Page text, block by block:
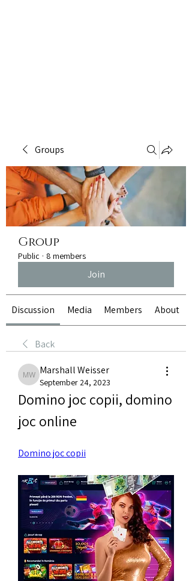
Groups
Group
Public · 8 members
Join
Discussion Media Members About
Back
Marshall Weisser
Marshall Weisser
September 24, 2023
Domino joc copii, domino
joc online
Domino joc copii